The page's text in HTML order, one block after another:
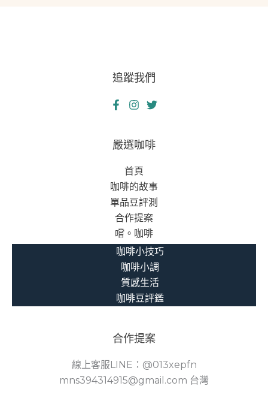
追蹤我們
嚴選咖啡
首頁
咖啡的故事
單品豆評測
合作提案
嚐。咖啡
咖啡小技巧
咖啡小調
質感生活
咖啡豆評鑑
合作提案
線上客服LINE：@013xepfn
mns394314915@gmail.com 台灣